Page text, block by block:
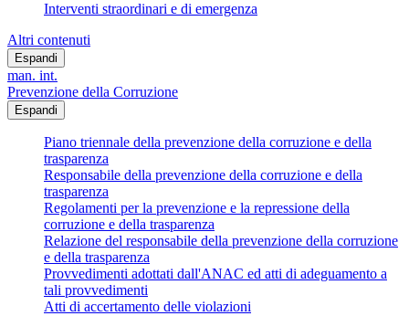
Interventi straordinari e di emergenza
Altri contenuti
Espandi
man. int.
Prevenzione della Corruzione
Espandi
Piano triennale della prevenzione della corruzione e della
trasparenza
Responsabile della prevenzione della corruzione e della
trasparenza
Regolamenti per la prevenzione e la repressione della
corruzione e della trasparenza
Relazione del responsabile della prevenzione della corruzione
e della trasparenza
Provvedimenti adottati dall'ANAC ed atti di adeguamento a
tali provvedimenti
Atti di accertamento delle violazioni